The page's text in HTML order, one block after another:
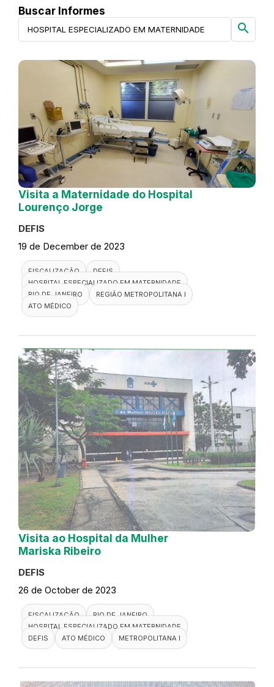
Buscar Informes
search
Visita a Maternidade do Hospital
Lourenço Jorge
DEFIS
19 de December de 2023
FISCALIZAÇÃO
DEFIS
HOSPITAL ESPECIALIZADO EM MATERNIDADE
RIO DE JANEIRO
REGIÃO METROPOLITANA I
ATO MÉDICO
Visita ao Hospital da Mulher
Mariska Ribeiro
DEFIS
26 de October de 2023
FISCALIZAÇÃO
RIO DE JANEIRO
HOSPITAL ESPECIALIZADO EM MATERNIDADE
DEFIS
ATO MÉDICO METROPOLITANA I